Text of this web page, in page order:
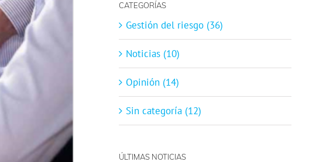
CATEGORÍAS
Gestión del riesgo (36)
Noticias (10)
Opinión (14)
Sin categoría (12)
ÚLTIMAS NOTICIAS